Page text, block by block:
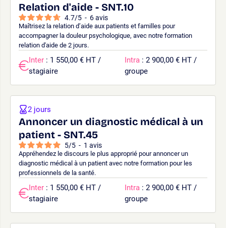
Relation d'aide - SNT.10
4.7/5 - 6avis
Maîtrisez la relation d’aide aux patients et familles pour
accompagner la douleur psychologique, avec notre formation
relation d'aide de 2 jours.
Inter : 1 550,00 € HT /
stagiaire
Intra : 2 900,00 € HT /
groupe
Annoncer un diagnostic médical à un
patient - SNT.45
5/5 - 1 avis
Appréhendez le discours le plus approprié pour annoncer un
diagnostic médical à un patient avec notre formation pour les
professionnels de la santé.
2 jours
Inter : 1 550,00 € HT /
stagiaire
Intra : 2 900,00 € HT /
groupe